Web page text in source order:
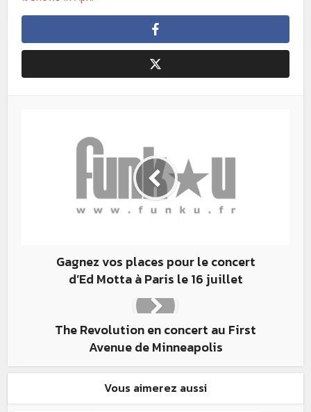
Gagnez vos places pour le concert
d’Ed Motta à Paris le 16 juillet
The Revolution en concert au First
Avenue de Minneapolis
Vous aimerez aussi